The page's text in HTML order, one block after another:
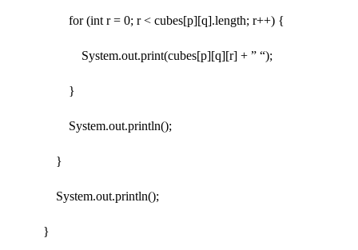
for (int r = 0; r < cubes[p][q].length; r++) {
System.out.print(cubes[p][q][r] + ” “);
}
System.out.println();
}
System.out.println();
}